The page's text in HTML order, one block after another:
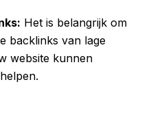
Het is belangrijk om
backlinks van lage
website kunnen